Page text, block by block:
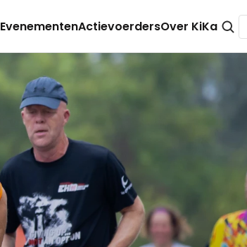
EvenementenActievoerdersOver KiKa